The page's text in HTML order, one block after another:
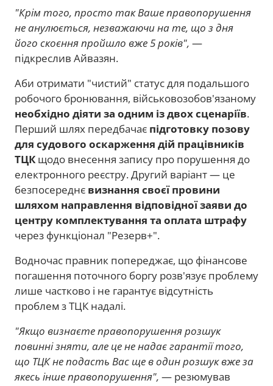
"Крім того, просто так Ваше правопорушення
не анулюється, незважаючи на те, що з дня
його скоєння пройшло вже 5 років", —
підкреслив Айвазян.
Аби отримати "чистий" статус для подальшого
робочого бронювання, військовозобов'язаному
необхідно діяти за одним із двох сценаріїв.
Перший шлях передбачає підготовку позову
для судового оскарження дій працівників
ТЦКщодо внесення запису про порушення до
електронного реєстру. Другий варіант — це
безпосереднє визнання своєї провини
шляхом направлення відповідної заяви до
центру комплектування та оплата штрафу
через функціонал "Резерв+".
Водночас правник попереджає, що фінансове
погашення поточного боргу розв'язує проблему
лише частково і не гарантує відсутність
проблем з ТЦК надалі.
"Якщо визнаєте правопорушення розшук
повинні зняти, але це не надає гарантії того,
що ТЦК не подасть Вас ще в один розшук вже за
якесь інше правопорушення", — резюмував